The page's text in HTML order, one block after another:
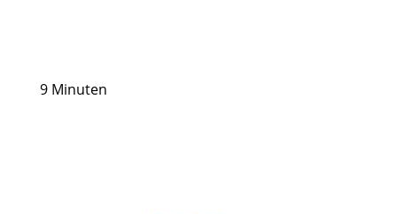
9 Minuten